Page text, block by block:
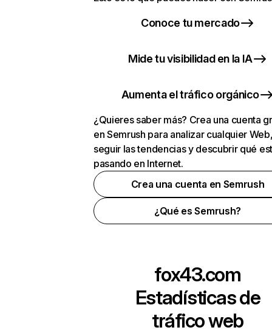
Conoce tu mercado
Mide tu visibilidad en la IA
Aumenta el tráfico orgánico
¿Quieres saber más? Crea una cuenta
en Semrush para analizar cualquier
seguir las tendencias y descubrir qué
pasando en Internet.
Crea una cuenta en Semrush
¿Qué es Semrush?
fox43.com
Estadísticas de
tráfico web